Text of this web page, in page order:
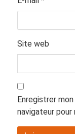
Site web
Enregistrer
navigateur pour